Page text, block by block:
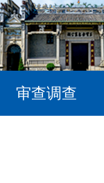
审查调查